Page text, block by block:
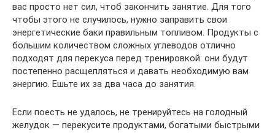
вас просто нет сил, чтоб закончить занятие. Для того
чтобы этого не случилось, нужно заправить свои
энергетические баки правильным топливом. Продукты с
большим количеством сложных углеводов отлично
подходят для перекуса перед тренировкой: они будут
постепенно расщепляться и давать необходимую вам
энергию. Ешьте их за два часа до занятия.
Если поесть не удалось, не тренируйтесь на голодный
желудок — перекусите продуктами, богатыми быстрыми